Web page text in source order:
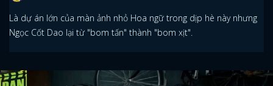
Là dự án lớn của màn ảnh nhỏ Hoa ngữ trong dịp hè này nhưng
Ngọc Cốt Dao lại từ "bom tấn" thành "bom xịt".